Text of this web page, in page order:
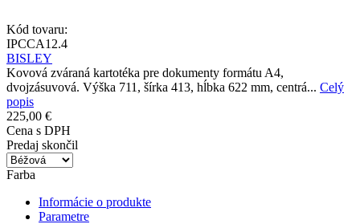
Kód tovaru:
IPCCA12.4
BISLEY
Kovová zváraná kartotéka pre dokumenty formátu A4,
dvojzásuvová. Výška 711, šírka 413, hĺbka 622 mm, centrá... Celý
popis
225,00 €
Cena s DPH
Predaj skončil
Farba
Informácie o produkte
Parametre